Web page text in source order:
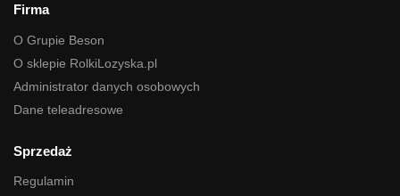
Firma
O Grupie Beson
O sklepie RolkiLozyska.pl
Administrator danych osobowych
Dane teleadresowe
Sprzedaż
Regulamin